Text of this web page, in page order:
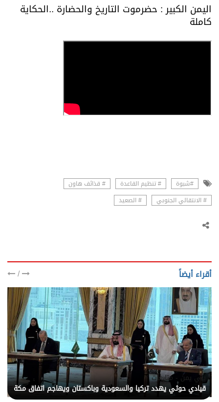
اليمن الكبير : حضرموت التاريخ والحضارة ..الحكاية
كاملة
#شبوة # تنظيم القاعدة
# قذائف هاون
# الانتقالي الجنوبي
# الصعيد
أقراء أيضاً /
يني يمن - متابعات
قيادي حوثي يهدد تركيا والسعودية وباكستان ويهاجم اتفاق مكة